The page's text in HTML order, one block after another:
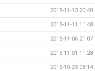
2015-11-13 20:40
2015-11-11 11:48
2015-11-06 21:07
2015-11-01 11:28
2015-10-23 08:14